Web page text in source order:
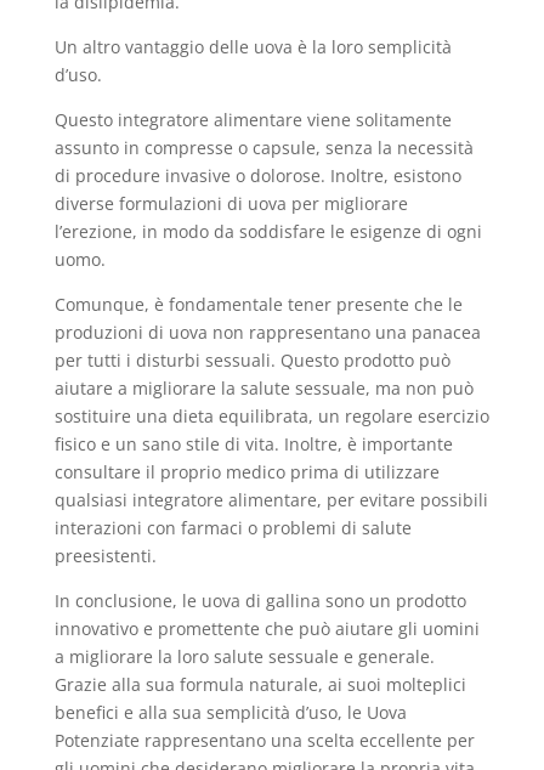
Un altro vantaggio delle uova è la loro semplicità
d’uso.
Questo integratore alimentare viene solitamente
assunto in compresse o capsule, senza la necessità
di procedure invasive o dolorose. Inoltre, esistono
diverse formulazioni di uova per migliorare
l’erezione, in modo da soddisfare le esigenze di ogni
uomo.
Comunque, è fondamentale tener presente che le
produzioni di uova non rappresentano una panacea
per tutti i disturbi sessuali. Questo prodotto può
aiutare a migliorare la salute sessuale, ma non può
sostituire una dieta equilibrata, un regolare esercizio
fisico e un sano stile di vita. Inoltre, è importante
consultare il proprio medico prima di utilizzare
qualsiasi integratore alimentare, per evitare possibili
interazioni con farmaci o problemi di salute
preesistenti.
In conclusione, le uova di gallina sono un prodotto
innovativo e promettente che può aiutare gli uomini
a migliorare la loro salute sessuale e generale.
Grazie alla sua formula naturale, ai suoi molteplici
benefici e alla sua semplicità d’uso, le Uova
Potenziate rappresentano una scelta eccellente per